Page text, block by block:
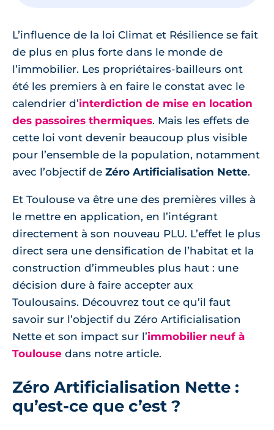
L’influence de la loi Climat et Résilience se fait
de plus en plus forte dans le monde de
l’immobilier. Les propriétaires-bailleurs ont
été les premiers à en faire le constat avec le
calendrier d’interdiction de mise en location
des passoires thermiques. Mais les effets de
cette loi vont devenir beaucoup plus visible
pour l’ensemble de la population, notamment
avec l’objectif de Zéro Artificialisation Nette.
Et Toulouse va être une des premières villes à
le mettre en application, en l’intégrant
directement à son nouveau PLU. L’effet le plus
direct sera une densification de l’habitat et la
construction d’immeubles plus haut : une
décision dure à faire accepter aux
Toulousains. Découvrez tout ce qu’il faut
savoir sur l’objectif du Zéro Artificialisation
Nette et son impact sur l’immobilier neuf à
Toulouse dans notre article.
Zéro Artificialisation Nette :
qu’est-ce que c’est ?